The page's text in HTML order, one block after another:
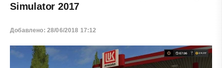
Simulator 2017
Добавлено: 28/06/2018 17:12